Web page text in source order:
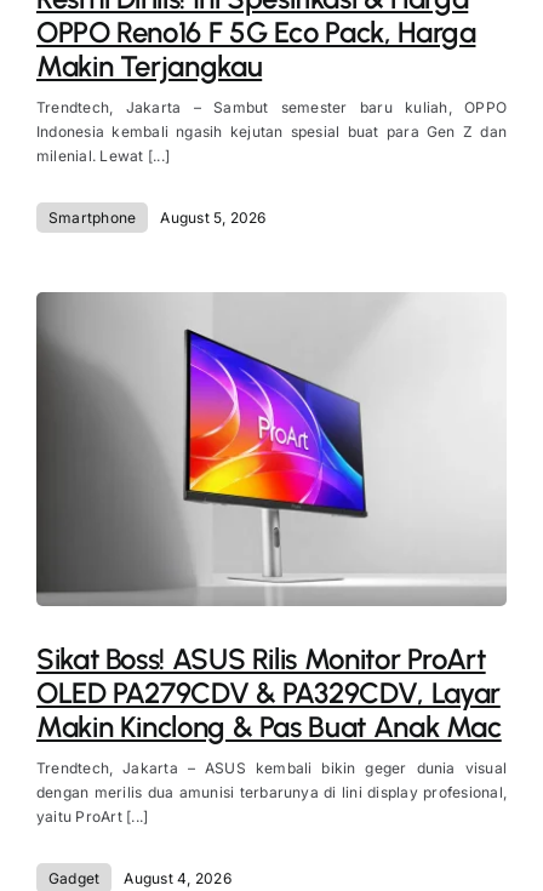
OPPO Reno16 F 5G Eco Pack, Harga
Makin Terjangkau
Trendtech, Jakarta – Sambut semester baru kuliah, OPPO
Indonesia kembali ngasih kejutan spesial buat para Gen Z dan
milenial. Lewat [...]
Smartphone August 5, 2026
Sikat Boss! ASUS Rilis Monitor ProArt
OLED PA279CDV & PA329CDV, Layar
Makin Kinclong & Pas Buat Anak Mac
Trendtech, Jakarta – ASUS kembali bikin geger dunia visual
dengan merilis dua amunisi terbarunya di lini display profesional,
yaitu ProArt [...]
Gadget August 4, 2026